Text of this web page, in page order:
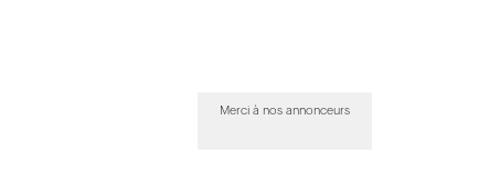
Merci à nos annonceurs